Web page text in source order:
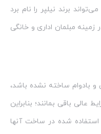
برند نیلپر را نام برد
مبلمان اداری و خانگی
و بادوام ساخته نشده باشد،
عالی باقی بمانند؛ بنابراین
استفاده شده در ساخت آنها